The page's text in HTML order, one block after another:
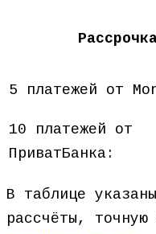
5 платежей от
10 платежей от
ПриватБанка:
В таблице
рассчёты,